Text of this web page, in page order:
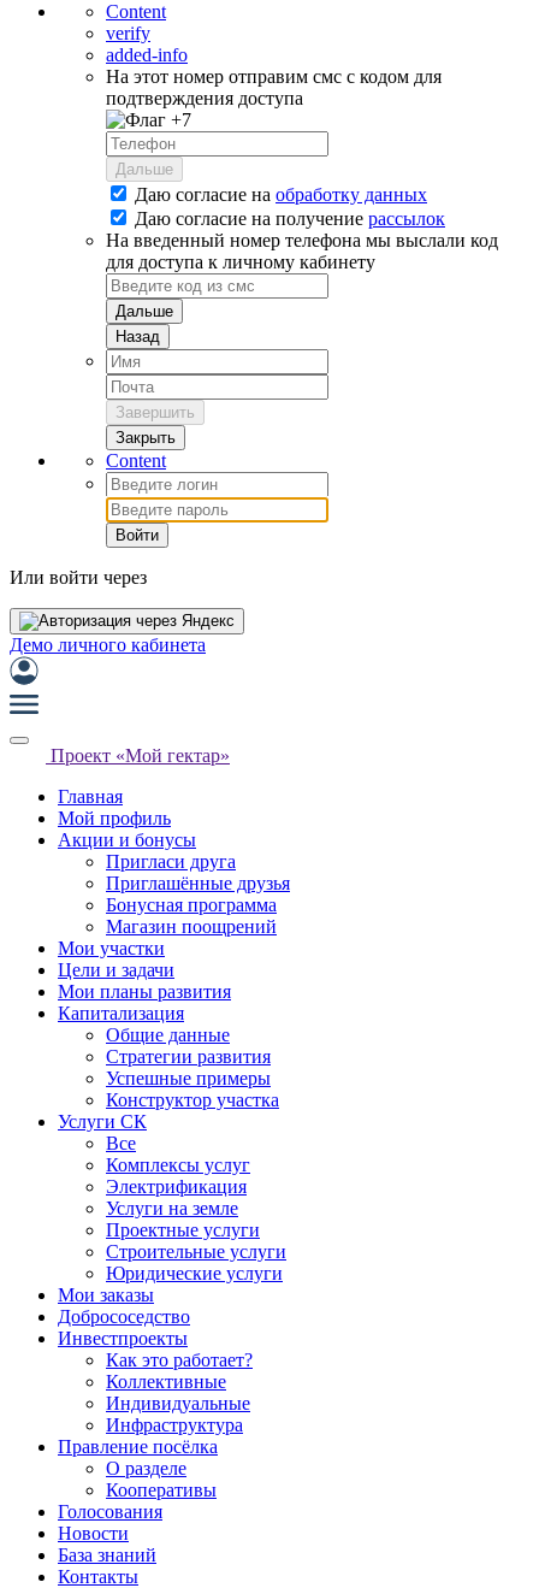
Content
verify
added-info
На этот номер отправим смс с кодом для
подтверждения доступа
+7
Дальше
Даю согласие на обработку данных
Даю согласие на получение рассылок
На введенный номер телефона мы выслали код
для доступа к личному кабинету
Дальше
Назад
Завершить
Закрыть
Content
Войти
Или войти через
Демо личного кабинета
Проект «Мой гектар»
Главная
Мой профиль
Акции и бонусы
Пригласи друга
Приглашённые друзья
Бонусная программа
Магазин поощрений
Мои участки
Цели и задачи
Мои планы развития
Капитализация
Общие данные
Стратегии развития
Успешные примеры
Конструктор участка
Услуги СК
Все
Комплексы услуг
Электрификация
Услуги на земле
Проектные услуги
Строительные услуги
Юридические услуги
Мои заказы
Добрососедство
Инвестпроекты
Как это работает?
Коллективные
Индивидуальные
Инфраструктура
Правление посёлка
О разделе
Кооперативы
Голосования
Новости
База знаний
Контакты